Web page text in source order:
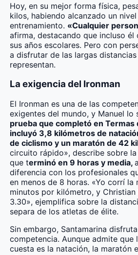
Hoy, en su mejor forma física,
kilos, habiendo alcanzado un
entrenamiento. «Cualquier
afirma, destacando que incluso él
sus años escolares. Pero con
a disfrutar de las largas
representan.
La exigencia del Ironman
El Ironman es una de las
exigentes del mundo, y Manuel lo
prueba que completó en Termas
incluyó 3,8 kilómetros de
de ciclismo y un maratón de 42
circuito rápido», describe sobre la
que terminó en 9 horas y media,
diferencia con los profesionales
en menos de 8 horas. «Yo corrí la
minutos por kilómetro, y
3.30», ejemplifica sobre la
separa de los atletas de élite.
Sin embargo, Santamarina
competencia. Aunque admite que
cuesta es la natación, la maratón